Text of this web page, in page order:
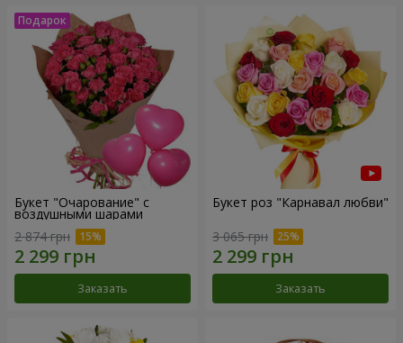
Букет "Очарование" с
воздушными шарами
2 874 грн
Заказать
Букет роз "Карнавал любви"
3 065 грн
Заказать